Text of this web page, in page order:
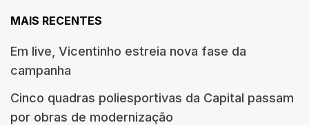
MAIS RECENTES
Em live, Vicentinho estreia nova fase da
campanha
Cinco quadras poliesportivas da Capital passam
por obras de modernização